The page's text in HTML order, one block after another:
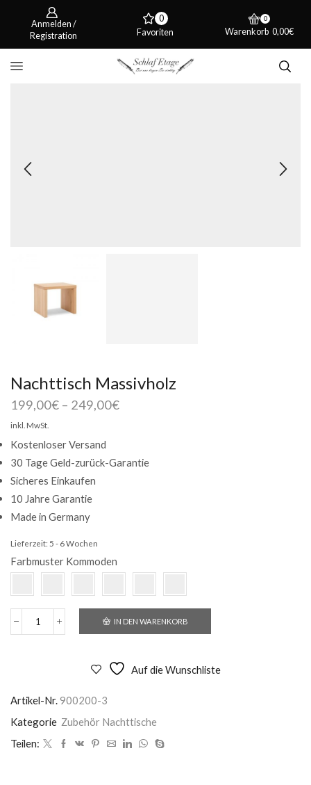
Anmelden /
Registration
0
Favoriten
0
Warenkorb 0,00€
Nachttisch Massivholz
199,00€ – 249,00€
inkl. MwSt.
Kostenloser Versand
30 Tage Geld-zurück-Garantie
Sicheres Einkaufen
10 Jahre Garantie
Made in Germany
Lieferzeit: 5 - 6 Wochen
Farbmuster Kommoden
Nachttisch
IN DEN WARENKORB
Auf die Wunschliste
Artikel-Nr.900200-3
Kategorie Zubehör Nachttische
Teilen: